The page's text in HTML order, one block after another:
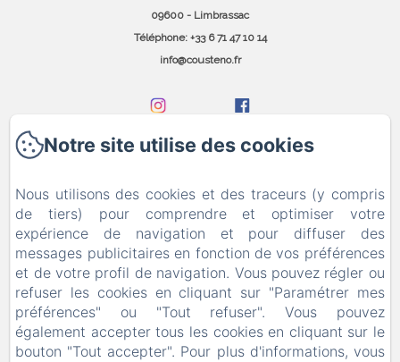
09600 - Limbrassac
Téléphone: +33 6 71 47 10 14
info@cousteno.fr
Contact
Politique de confidentialité
Informations légales
Informations sur les cookies
Notre site utilise des cookies
Nous utilisons des cookies et des traceurs (y compris
de tiers) pour comprendre et optimiser votre
expérience de navigation et pour diffuser des
messages publicitaires en fonction de vos préférences
et de votre profil de navigation. Vous pouvez régler ou
refuser les cookies en cliquant sur "Paramétrer mes
préférences" ou "Tout refuser". Vous pouvez
également accepter tous les cookies en cliquant sur le
bouton "Tout accepter". Pour plus d'informations, vous